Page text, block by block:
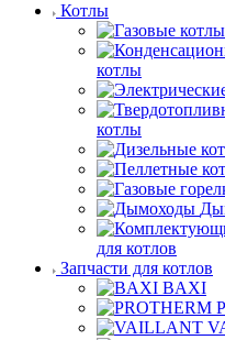
Котлы
котлы
котлы
для котлов
Запчасти для котлов
BAXI